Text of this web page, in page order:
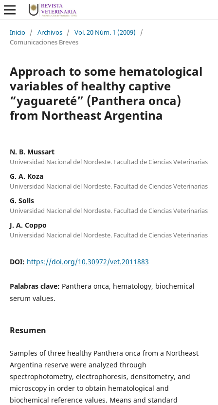
Inicio / Archivos / Vol. 20 Núm. 1 (2009)
/
Comunicaciones Breves
Approach to some hematological
variables of healthy captive
“yaguareté” (Panthera onca)
from Northeast Argentina
N. B. Mussart
Universidad Nacional del Nordeste. Facultad de Ciencias Veterinarias
G. A. Koza
Universidad Nacional del Nordeste. Facultad de Ciencias Veterinarias
G. Solis
Universidad Nacional del Nordeste. Facultad de Ciencias Veterinarias
J. A. Coppo
Universidad Nacional del Nordeste. Facultad de Ciencias Veterinarias
DOI: https://doi.org/10.30972/vet.2011883
Palabras clave: Panthera onca, hematology, biochemical
serum values.
Resumen
Samples of three healthy Panthera onca from a Northeast
Argentina reserve were analyzed through
spectrophotometry, electrophoresis, densitometry, and
microscopy in order to obtain hematological and
biochemical reference values. Means and standard